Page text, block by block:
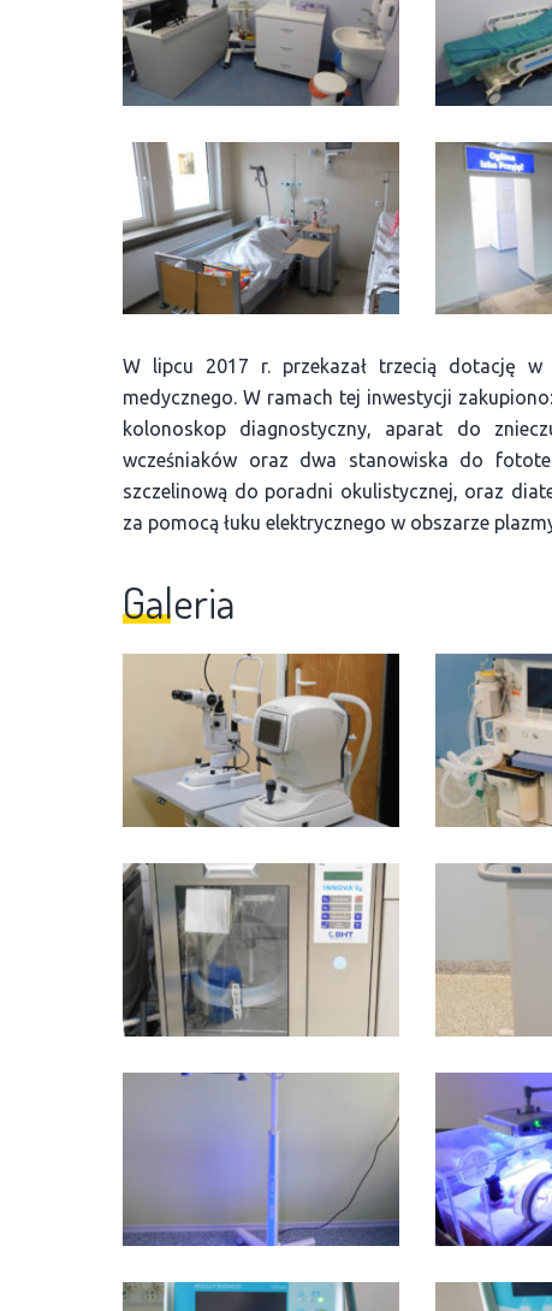
W lipcu 2017 r. przekazał trzecią dotację w
medycznego. W ramach tej inwestycji
kolonoskop diagnostyczny, aparat do
wcześniaków oraz dwa stanowiska do
szczelinową do poradni okulistycznej, oraz
za pomocą łuku elektrycznego w obszarze
Galeria